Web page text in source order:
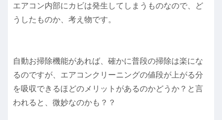
エアコン内部にカビは発生してしまうものなので、ど
うしたものか、考え物です。
自動お掃除機能があれば、確かに普段の掃除は楽にな
るのですが、エアコンクリーニングの値段が上がる分
を吸収できるほどのメリットがあるのかどうか？と言
われると、微妙なのかも？？